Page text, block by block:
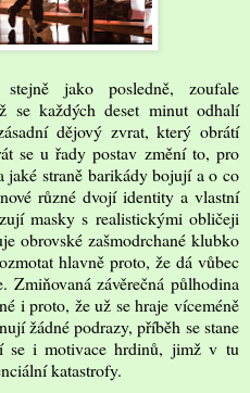
jako posledně, zoufale
se každých deset minut odhalí
dějový zvrat, který obrátí
se u řady postav změní to, pro
straně barikády bojují a o co
různé dvojí identity a vlastní
masky s realistickými obličeji
obrovské zašmodrchané klubko
hlavně proto, že dá vůbec
Zmiňovaná závěrečná půlhodina
i proto, že už se hraje víceméně
žádné podrazy, příběh se stane
se i motivace hrdinů, jimž v tu
katastrofy.